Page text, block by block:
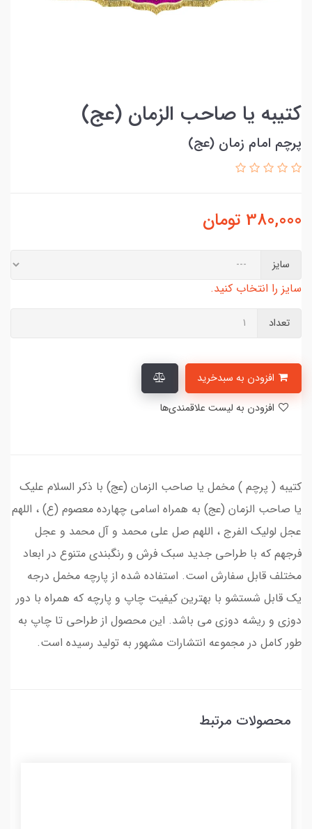
کتیبه یا صاحب الزمان (عج)
پرچم امام زمان (عج)
380,000 تومان
سایز
سایز را انتخاب کنید.
تعداد
کتیبه ( پرچم ) مخمل یا صاحب الزمان (عج) با ذکر السلام علیک
یا صاحب الزمان (عج) به همراه اسامی چهارده معصوم (ع) ، اللهم
عجل لولیک الفرج ، اللهم صل علی محمد و آل محمد و عجل
فرجهم که با طراحی جدید سبک فرش و رنگبندی متنوع در ابعاد
مختلف قابل سفارش است. استفاده شده از پارچه مخمل درجه
یک قابل شستشو با بهترین کیفیت چاپ و پارچه که همراه با دور
دوزی و ریشه دوزی می باشد. این محصول از طراحی تا چاپ به
طور کامل در مجموعه انتشارات مشهور به تولید رسیده است.
محصولات مرتبط